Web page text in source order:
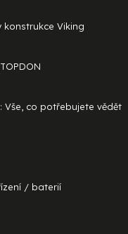
konstrukce Viking
co potřebujete vědět
/ baterií